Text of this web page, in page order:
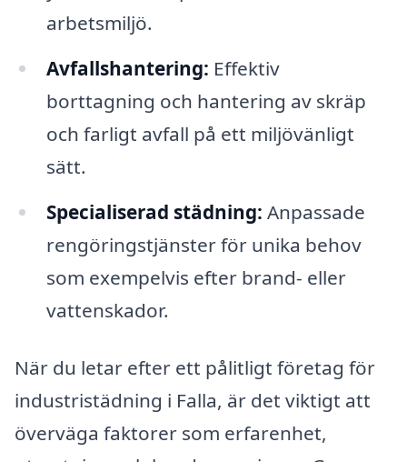
arbetsmiljö.
Avfallshantering: Effektiv
borttagning och hantering av skräp
och farligt avfall på ett miljövänligt
sätt.
Specialiserad städning: Anpassade
rengöringstjänster för unika behov
som exempelvis efter brand- eller
vattenskador.
När du letar efter ett pålitligt företag för
industristädning i Falla, är det viktigt att
överväga faktorer som erfarenhet,